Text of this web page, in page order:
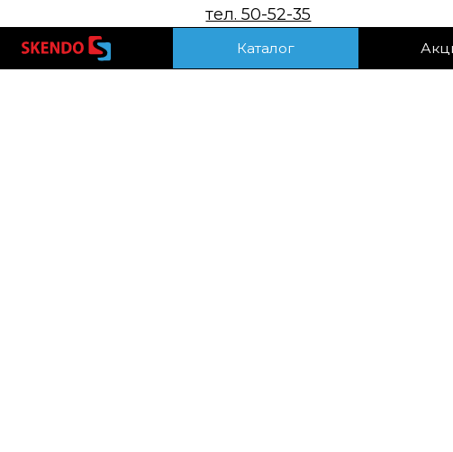
Каталог
тел. 50-52-35